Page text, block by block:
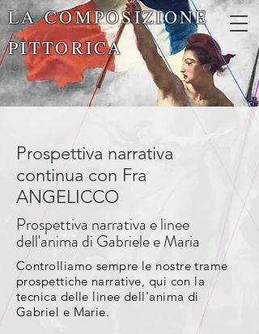
LA COMPOSIZIONE
PITTORICA
Prospettiva narrativa
continua con Fra
ANGELICCO
Prospettiva narrativa e linee
dell'anima di Gabriele e Maria
Controlliamo sempre le nostre trame
prospettiche narrative, qui con la
tecnica delle linee dell'anima di
Gabriel e Marie.